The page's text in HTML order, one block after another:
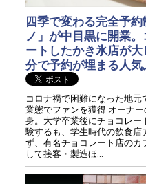
四季で変わる完全予
ノ」が中目黒に開業
ートしたかき氷店が
分で予約が埋まる人気
コロナ禍で困難になった地
業態でファンを獲得 オーナ
身。大学卒業後にチョコレ
験するも、学生時代の飲食
ず、有名チョコレート店のカ
して接客・製造ほ...